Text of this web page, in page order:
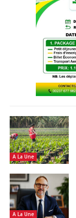
A La Une
A La Une